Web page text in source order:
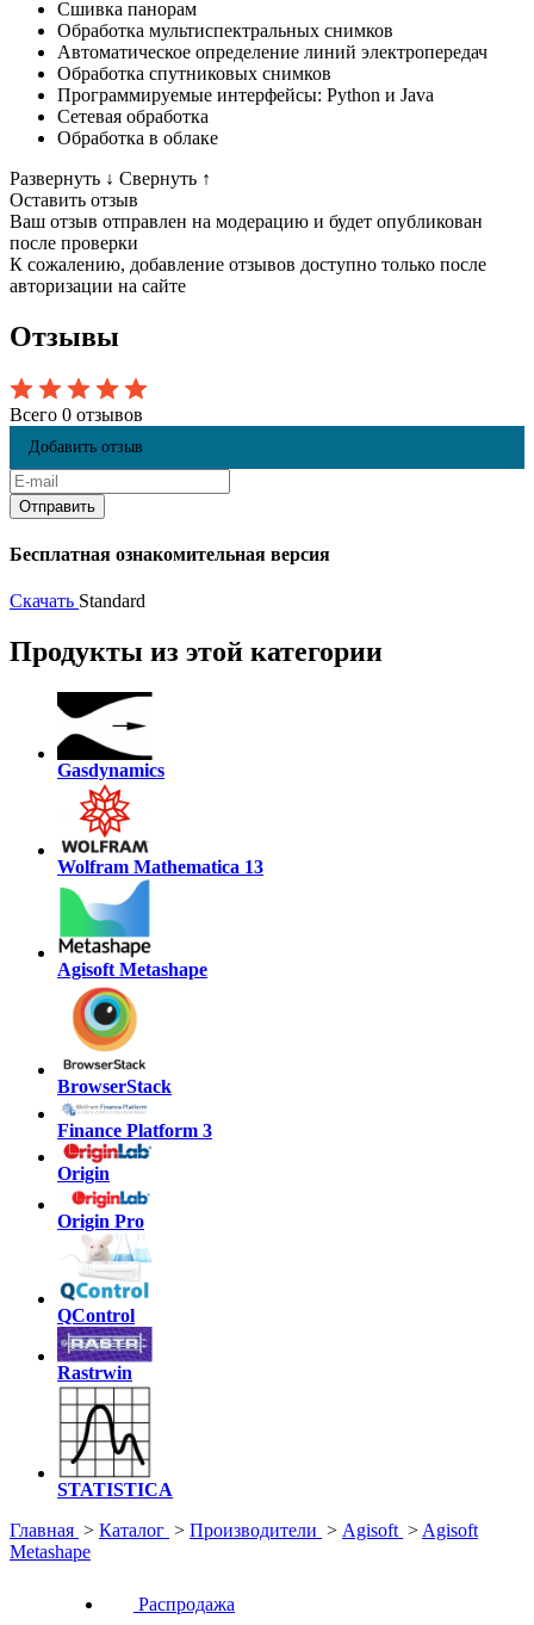
Сшивка панорам
Обработка мультиспектральных снимков
Автоматическое определение линий электропередач
Обработка спутниковых снимков
Программируемые интерфейсы: Python и Java
Сетевая обработка
Обработка в облаке
Развернуть ↓ Свернуть ↑
Оставить отзыв
Ваш отзыв отправлен на модерацию и будет опубликован
после проверки
К сожалению, добавление отзывов доступно только после
авторизации на сайте
Отзывы
Всего 0 отзывов
Добавить отзыв
Бесплатная ознакомительная версия
Скачать Standard
Продукты из этой категории
Gasdynamics
Wolfram Mathematica 13
Agisoft Metashape
BrowserStack
Finance Platform 3
Origin
Origin Pro
QControl
Rastrwin
STATISTICA
Главная > Каталог > Производители > Agisoft > Agisoft
Metashape
Распродажа